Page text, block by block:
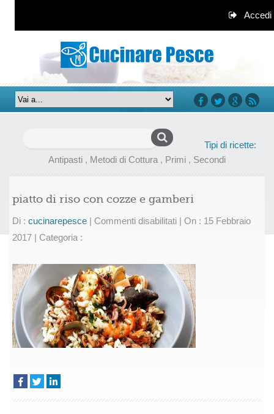
Accedi
Tipi di ricette:
Antipasti , Metodi di Cottura , Primi , Secondi
piatto di riso con cozze e gamberi
Di : cucinarepesce | Commenti disabilitatisu
riso
con
cozze
gamberi
| On : 15 Febbraio
2017 | Categoria :